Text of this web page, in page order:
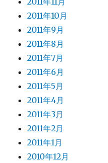
2011年10月
2011年9月
2011年8月
2011年7月
2011年6月
2011年5月
2011年4月
2011年3月
2011年2月
2011年1月
2010年12月